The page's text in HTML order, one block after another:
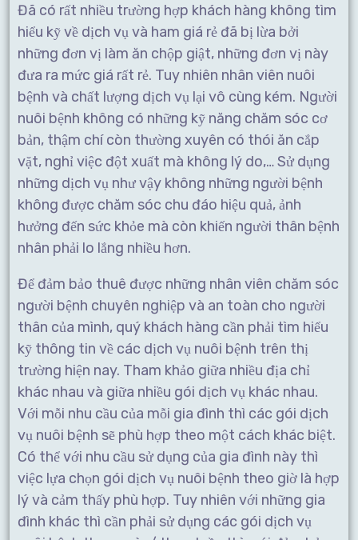
Đã có rất nhiều trường hợp khách hàng không tìm
hiểu kỹ về dịch vụ và ham giá rẻ đã bị lừa bởi
những đơn vị làm ăn chộp giật, những đơn vị này
đưa ra mức giá rất rẻ. Tuy nhiên nhân viên nuôi
bệnh và chất lượng dịch vụ lại vô cùng kém. Người
nuôi bệnh không có những kỹ năng chăm sóc cơ
bản, thậm chí còn thường xuyên có thói ăn cắp
vặt, nghỉ việc đột xuất mà không lý do,… Sử dụng
những dịch vụ như vậy không những người bệnh
không được chăm sóc chu đáo hiệu quả, ảnh
hưởng đến sức khỏe mà còn khiến người thân bệnh
nhân phải lo lắng nhiều hơn.
Để đảm bảo thuê được những nhân viên chăm sóc
người bệnh chuyên nghiệp và an toàn cho người
thân của mình, quý khách hàng cần phải tìm hiểu
kỹ thông tin về các dịch vụ nuôi bệnh trên thị
trường hiện nay. Tham khảo giữa nhiều địa chỉ
khác nhau và giữa nhiều gói dịch vụ khác nhau.
Với mỗi nhu cầu của mỗi gia đình thì các gói dịch
vụ nuôi bệnh sẽ phù hợp theo một cách khác biệt.
Có thể với nhu cầu sử dụng của gia đình này thì
việc lựa chọn gói dịch vụ nuôi bệnh theo giờ là hợp
lý và cảm thấy phù hợp. Tuy nhiên với những gia
đình khác thì cần phải sử dụng các gói dịch vụ